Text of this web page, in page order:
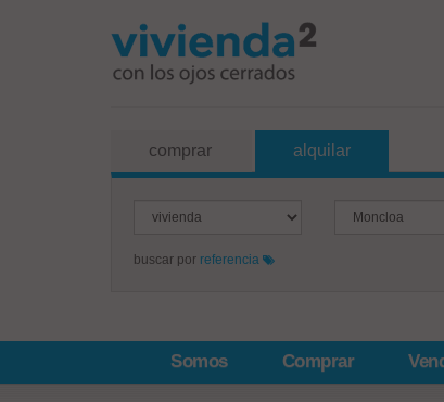
comprar alquilar
buscar por referencia
Somos Comprar